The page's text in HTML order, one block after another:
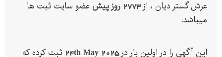
عرش گستر دیان ، از2773 روز پیش
عضو سایت ثبت ها
میباشد.
این آگهی را در اولین بار در24th May 2025 ثبت کرده که